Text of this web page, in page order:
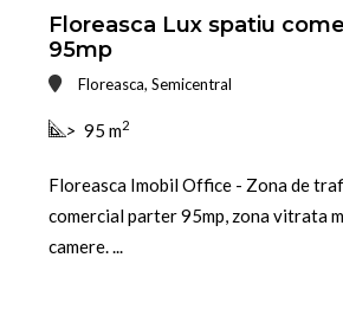
Floreasca Lux spatiu
95mp
Floreasca, Semicentral
> 95 m2
Floreasca Imobil Office - Zona de
comercial parter 95mp, zona vitrata
camere. ...